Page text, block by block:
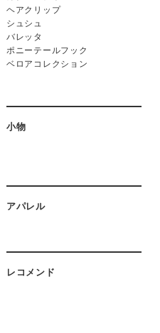
ヘアクリップ
シュシュ
バレッタ
ポニーテールフック
ベロアコレクション
小物
アパレル
レコメンド